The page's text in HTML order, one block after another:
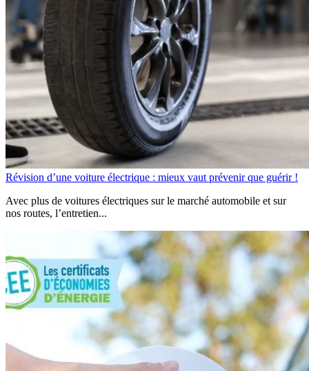
Révision d’une voiture électrique : mieux vaut prévenir que guérir !
Avec plus de voitures électriques sur le marché automobile et sur
nos routes, l’entretien...